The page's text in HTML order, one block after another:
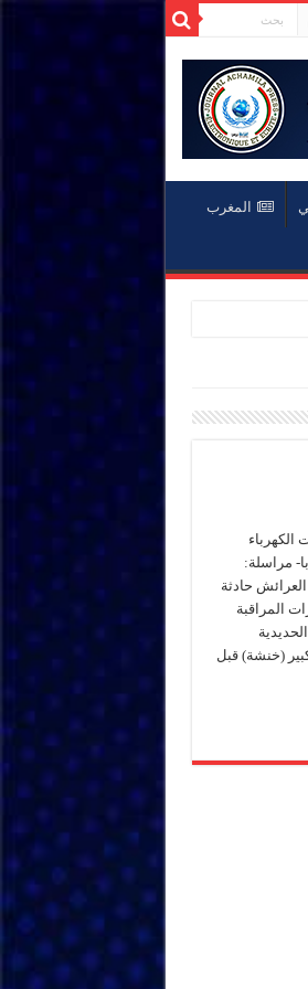
المغرب
مراسلة:
حادثة
المراقبة
(خنشة) قبل